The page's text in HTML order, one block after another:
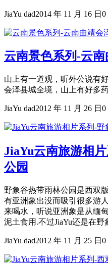
JiaYu dad2014 年 11 月 16 日 0
云南景色系列-云
山上有一道观，听外公说有
会泽县城全境，山上有好多
JiaYu dad2012 年 11 月 26 日 0
JiaYu云南旅游相
公园
野象谷热带雨林公园是西双
有亚洲象出没而吸引很多游
来喝水，听说亚洲象是从缅
泥土食用.不过JiaYu还是在野
JiaYu dad2012 年 11 月 25 日 0